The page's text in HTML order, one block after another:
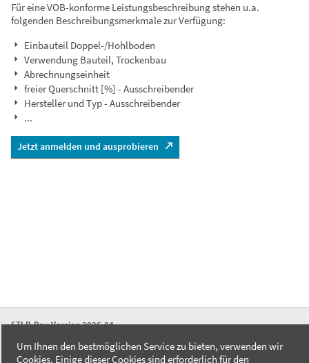
Für eine VOB-konforme Leistungsbeschreibung stehen u.a.
folgenden Beschreibungsmerkmale zur Verfügung:
Einbauteil Doppel-/Hohlboden
Verwendung Bauteil, Trockenbau
Abrechnungseinheit
freier Querschnitt [%] - Ausschreibender
Hersteller und Typ - Ausschreibender
...
Jetzt anmelden und ausprobieren
STLB-Bau Version 2026-04
FAQ
Um Ihnen den bestmöglichen Service zu bieten, verwenden wir
Cookies. Einige dieser Cookies sind erforderlich für den